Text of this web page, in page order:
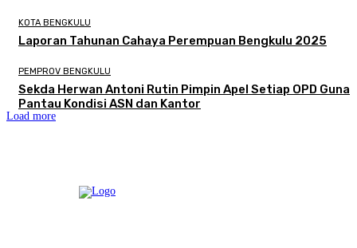
KOTA BENGKULU
Laporan Tahunan Cahaya Perempuan Bengkulu 2025
PEMPROV BENGKULU
Sekda Herwan Antoni Rutin Pimpin Apel Setiap OPD Guna
Pantau Kondisi ASN dan Kantor
Load more